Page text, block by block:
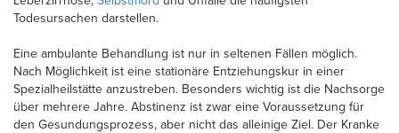
Todesursachen darstellen.
Eine ambulante Behandlung ist nur in seltenen Fällen möglich.
Nach Möglichkeit ist eine stationäre Entziehungskur in einer
Spezialheilstätte anzustreben. Besonders wichtig ist die Nachsorge
über mehrere Jahre. Abstinenz ist zwar eine Voraussetzung für
den Gesundungsprozess, aber nicht das alleinige Ziel. Der Kranke